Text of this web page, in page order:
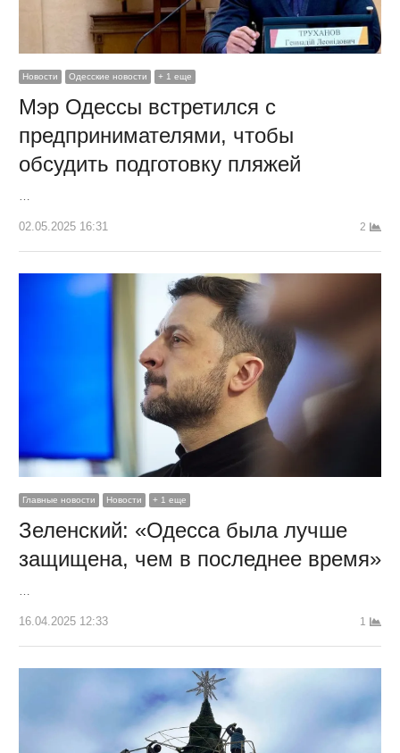
Новости Одесские новости + 1 еще
Мэр Одессы встретился с
предпринимателями, чтобы
обсудить подготовку пляжей
…
02.05.2025 16:31 2
Главные новости Новости + 1 еще
Зеленский: «Одесса была лучше
защищена, чем в последнее время»
…
16.04.2025 12:33 1